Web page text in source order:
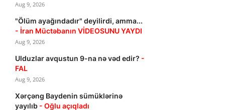
Aug 9, 2026
"Ölüm ayağındadır" deyilirdi, amma...
- İran Müctəbanın VİDEOSUNU YAYDI
Aug 9, 2026
Ulduzlar avqustun 9-na nə vəd edir? -
FAL
Aug 9, 2026
Xərçəng Baydenin sümüklərinə
yayılıb - Oğlu açıqladı